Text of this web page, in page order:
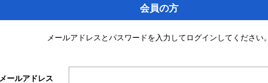
会員の方
メールアドレスとパスワードを入力してログインしてください。
メールアドレス